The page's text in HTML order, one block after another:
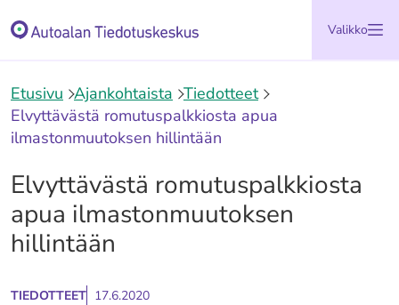
sisältöön
Etusivu Valikko
Etusivu Ajankohtaista Tiedotteet
Elvyttävästä romutuspalkkiosta apua
ilmastonmuutoksen hillintään
Elvyttävästä romutuspalkkiosta
apua ilmastonmuutoksen
hillintään
TIEDOTTEET 17.6.2020